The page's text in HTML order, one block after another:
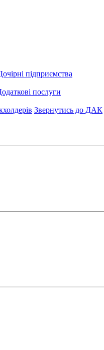
підприємства
послуги
Звернутись до ДАК